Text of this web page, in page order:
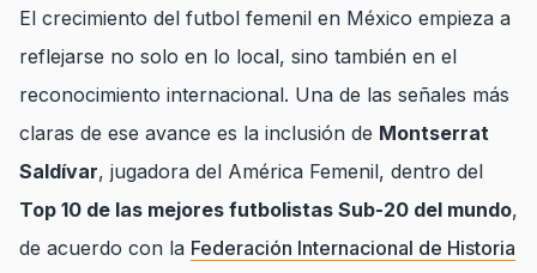
El crecimiento del futbol femenil en México empieza a
reflejarse no solo en lo local, sino también en el
reconocimiento internacional. Una de las señales más
claras de ese avance es la inclusión de Montserrat
Saldívar, jugadora del América Femenil, dentro del
Top 10 de las mejores futbolistas Sub-20 del mundo,
de acuerdo con la Federación Internacional de Historia